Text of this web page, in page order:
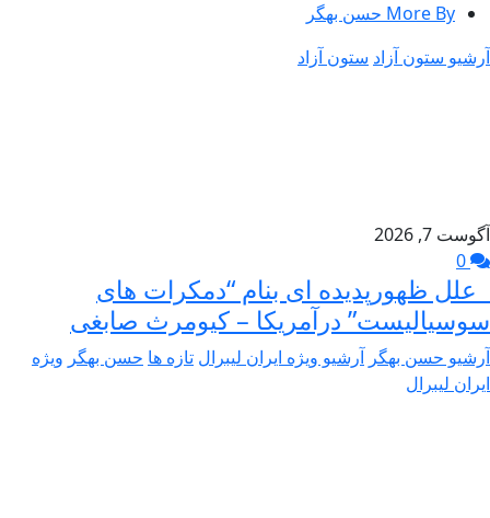
More By حسن بهگر
آرشیو ستون آزاد ستون آزاد
آگوست 7, 2026
علل ظهورپدیده ای بنام “دمکرات های
سوسیالیست” درآمریکا – کیومرث صابغی
آرشیو حسن بهگر آرشیو ویژه ایران لیبرال تازه ها حسن بهگر ویژه
ایران لیبرال